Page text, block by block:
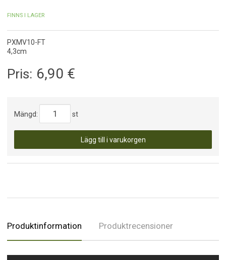
FINNS I LAGER
PXMV10-FT
4,3cm
Pris: 6,90 €
Mängd: st
Lägg till i varukorgen
Produktinformation Produktrecensioner